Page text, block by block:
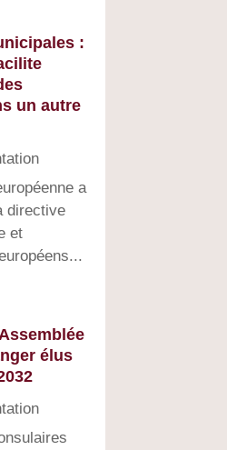
:
un autre
a
directive
et
élus